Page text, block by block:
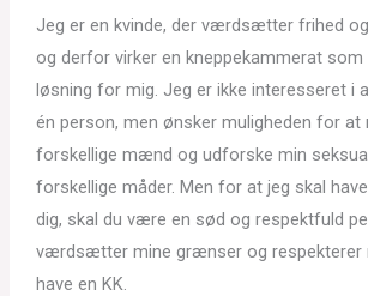
Jeg er en kvinde, der værdsætter frihed
og derfor virker en kneppekammerat
løsning for mig. Jeg er ikke interesseret i
én person, men ønsker muligheden for at
forskellige mænd og udforske min
forskellige måder. Men for at jeg skal
dig, skal du være en sød og respektfuld
værdsætter mine grænser og respekterer
have en KK.